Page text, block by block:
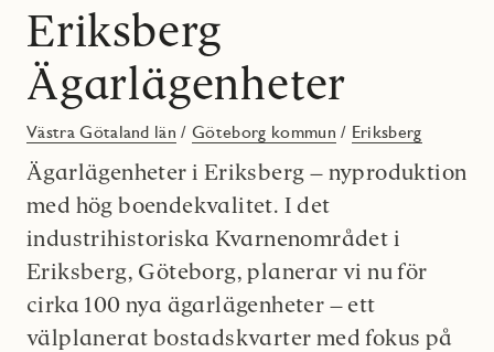
Eriksberg
Ägarlägenheter
Västra Götaland län /Göteborg kommun / Eriksberg
Ägarlägenheter i Eriksberg – nyproduktion
med hög boendekvalitet. I det
industrihistoriska Kvarnenområdet i
Eriksberg, Göteborg, planerar vi nu för
cirka 100 nya ägarlägenheter – ett
välplanerat bostadskvarter med fokus på